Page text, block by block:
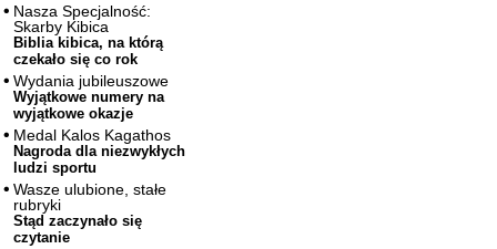
Nasza Specjalność:
Skarby Kibica
Biblia kibica, na którą
czekało się co rok
Wydania jubileuszowe
Wyjątkowe numery na
wyjątkowe okazje
Medal Kalos Kagathos
Nagroda dla niezwykłych
ludzi sportu
Wasze ulubione, stałe
rubryki
Stąd zaczynało się
czytanie